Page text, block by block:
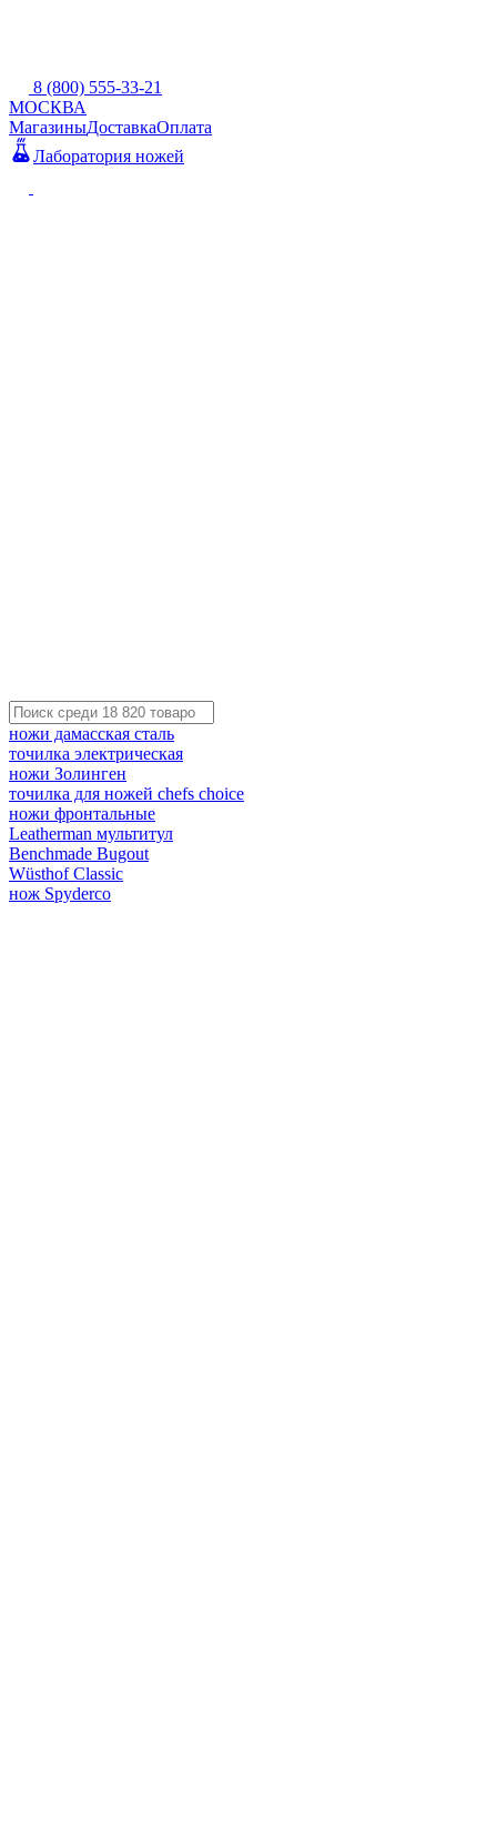
8 (800) 555-33-21
МОСКВА
МагазиныДоставкаОплата
Лаборатория ножей
ножи дамасская сталь
точилка электрическая
ножи Золинген
точилка для ножей chefs choice
ножи фронтальные
Leatherman мультитул
Benchmade Bugout
Wüsthof Classic
нож Spyderco